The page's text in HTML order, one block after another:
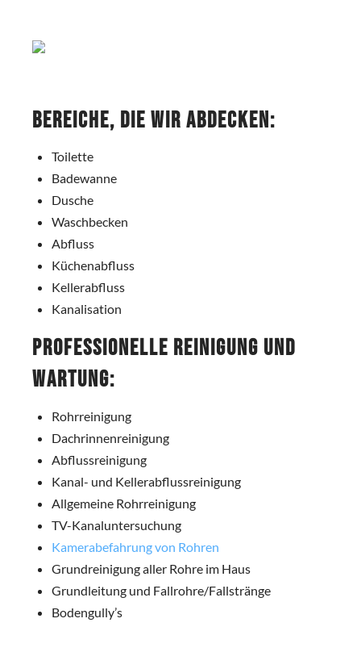
Bereiche, die wir abdecken:
Toilette
Badewanne
Dusche
Waschbecken
Abfluss
Küchenabfluss
Kellerabfluss
Kanalisation
Professionelle Reinigung und
Wartung:
Rohrreinigung
Dachrinnenreinigung
Abflussreinigung
Kanal- und Kellerabflussreinigung
Allgemeine Rohrreinigung
TV-Kanaluntersuchung
Kamerabefahrung von Rohren
Grundreinigung aller Rohre im Haus
Grundleitung und Fallrohre/Fallstränge
Bodengully’s